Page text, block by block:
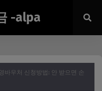
-alpa
바우처 신청방법: 안 받으면 손